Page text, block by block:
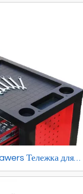
Тележка для
стали для